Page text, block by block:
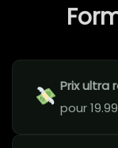
Prix ultra
pour